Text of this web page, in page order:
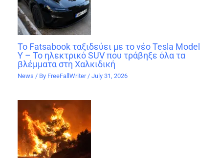
Το Fatsabook ταξιδεύει με το νέο Tesla Model
Y – Το ηλεκτρικό SUV που τράβηξε όλα τα
βλέμματα στη Χαλκιδική
News / By FreeFallWriter/July 31, 2026